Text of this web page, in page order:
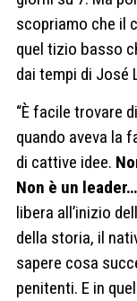
scopriamo che il
quel tizio basso
dai tempi di José
“È facile trovare
quando aveva la
di cattive idee.
Non è un leader…
libera all’inizio
della storia, il
sapere cosa
penitenti. E in